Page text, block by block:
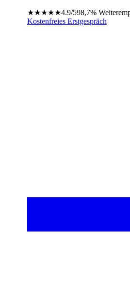
★★★★★4.9/598,7%
Kostenfreies Erstgespräch